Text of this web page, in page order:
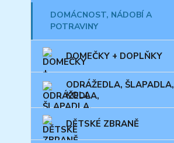
DOMÁCNOST, NÁDOBÍ A
POTRAVINY
DOMEČKY + DOPLŇKY
ODRÁŽEDLA, ŠLAPADLA,
KOLA
DĚTSKÉ ZBRANĚ